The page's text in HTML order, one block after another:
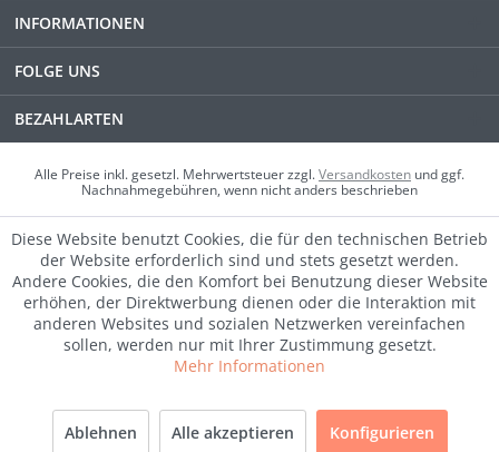
INFORMATIONEN
FOLGE UNS
BEZAHLARTEN
Alle Preise inkl. gesetzl. Mehrwertsteuer zzgl.Versandkosten und ggf.
Nachnahmegebühren, wenn nicht anders beschrieben
Diese Website benutzt Cookies, die für den technischen Betrieb
der Website erforderlich sind und stets gesetzt werden.
Andere Cookies, die den Komfort bei Benutzung dieser Website
erhöhen, der Direktwerbung dienen oder die Interaktion mit
anderen Websites und sozialen Netzwerken vereinfachen
sollen, werden nur mit Ihrer Zustimmung gesetzt.
Mehr Informationen
Ablehnen Alle akzeptieren Konfigurieren